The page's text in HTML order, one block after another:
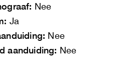
Nee
Ja
Nee
aanduiding: Nee